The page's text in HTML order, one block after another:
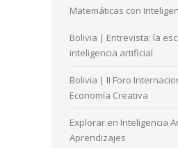
Matemáticas con
Bolivia | Entrevista: la
inteligencia artificial
Bolivia | II Foro
Economía Creativa
Explorar en Inteligencia
Aprendizajes